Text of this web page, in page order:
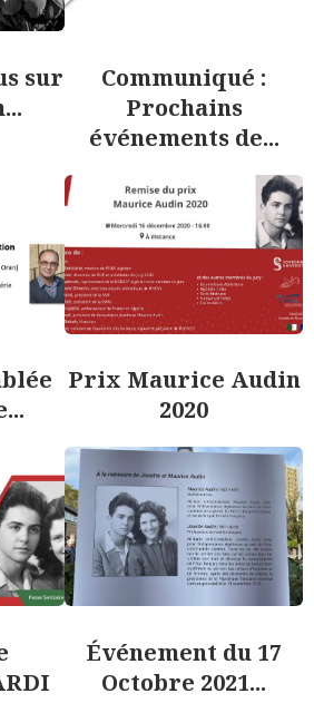
sur
Communiqué :
Prochains
événements de...
Prix Maurice Audin
2020
Événement du 17
Octobre 2021...